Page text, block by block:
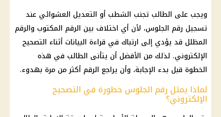
ويجب على الطالب تجنب الشطب أو التعديل العشوائي عند
تسجيل رقم الجلوس، لأن أي اختلاف بين الرقم المكتوب والرقم
المظلل قد يؤدي إلى ارتباك في قراءة البيانات أثناء التصحيح
الإلكتروني. لذلك من الأفضل أن يتأنى الطالب في هذه
الخطوة قبل بدء الإجابة، وأن يراجع الرقم أكثر من مرة بهدوء.
لماذا يمثل رقم الجلوس خطورة في التصحيح
الإلكتروني؟